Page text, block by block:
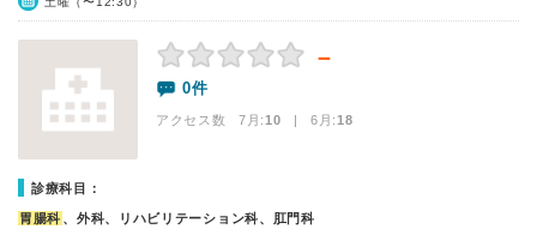
－
0件
アクセス数 7月:10 | 6月:18
診療科目：
胃腸科 、外科、リハビリテーション科、肛門科